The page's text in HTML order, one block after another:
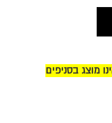
מוצג בסניפים